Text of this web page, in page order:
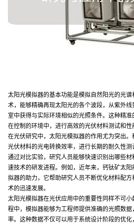
太阳光模拟器的基本功能是模拟自然阳光的光
术，能够精确再现太阳光的各个波段，从紫外
室中获得与实际环境相似的光照条件。这种精
在控制的环境中，进行高效的光伏材料测试和性
在光伏研究中，太阳光模拟器的作用尤为突出
光伏材料的光电转换效率，进行长期的耐久性测
通过对比实验，研究人员能够快速识别出哪些
速技术的研发进程。例如，近年来，钙钛矿太
拟器的助力，它帮助研究人员不断优化材料配
术的迅速发展。
太阳光模拟器在光伏应用中的重要性同样不可
程中，模拟器能够为工程师提供准确的光照数
率。这种数据不仅可以用于系统设计阶段的优